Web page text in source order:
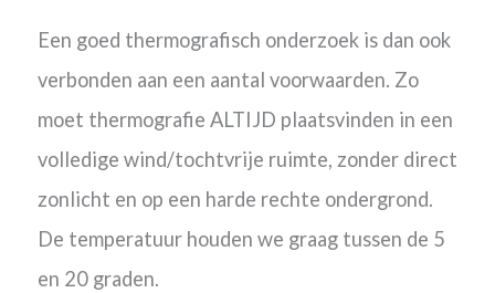
Een goed thermografisch onderzoek is dan ook
verbonden aan een aantal voorwaarden. Zo
moet thermografie ALTIJD plaatsvinden in een
volledige wind/tochtvrije ruimte, zonder direct
zonlicht en op een harde rechte ondergrond.
De temperatuur houden we graag tussen de 5
en 20 graden.